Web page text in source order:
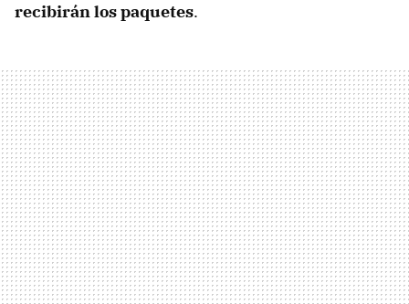
recibirán los paquetes.